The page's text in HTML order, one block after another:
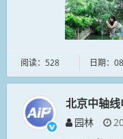
榭，古典园林
阅读：528 日期：
北京中轴
园林